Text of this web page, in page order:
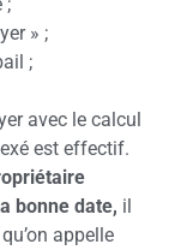
» ;
;
avec le calcul
est effectif.
bonne date, il
appelle